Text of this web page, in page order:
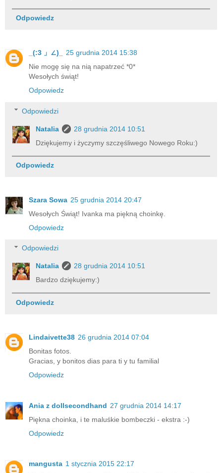
Odpowiedz
_(:3 」∠)_
25 grudnia 2014 15:38
Nie mogę się na nią napatrzeć *0*
Wesołych świąt!
Odpowiedz
Odpowiedzi
Natalia
28 grudnia 2014 10:51
Dziękujemy i życzymy szczęśliwego Nowego Roku:)
Odpowiedz
Szara Sowa 25 grudnia 2014 20:47
Wesołych Świąt! Ivanka ma piękną choinkę.
Odpowiedz
Odpowiedzi
Natalia
28 grudnia 2014 10:51
Bardzo dziękujemy:)
Odpowiedz
Lindaivette38 26 grudnia 2014 07:04
Bonitas fotos.
Gracias, y bonitos dias para ti y tu familial
Odpowiedz
Ania z dollsecondhand 27 grudnia 2014 14:17
Piękna choinka, i te maluśkie bombeczki - ekstra :-)
Odpowiedz
mangusta 1 stycznia 2015 22:17